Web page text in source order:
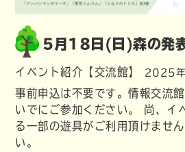
5月18日(日)森の発
イベント紹介【交流館】 2025
事前申込は不要です。情報交流
いでにご参加ください。 尚、イ
る一部の遊具がご利用頂けませ
い。